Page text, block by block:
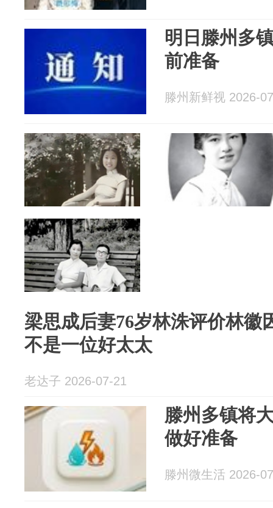
明日滕州多
前准备
滕州新鲜视 2026-
梁思成后妻76岁林洙评价林徽
不是一位好太太
老达子 2026-07-21
滕州多镇将
做好准备
滕州微生活 2026-